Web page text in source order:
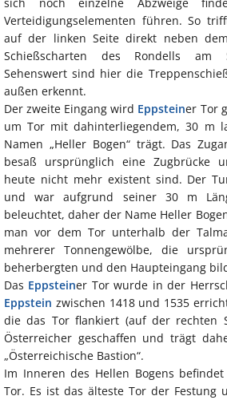
Verteidigungselementen führen. So
auf der linken Seite direkt neben
Schießscharten des Rondells am
Sehenswert sind hier die
außen erkennt.
Der zweite Eingang wird Eppsteiner Tor
um Tor mit dahinterliegendem, 30 m
Namen „Heller Bogen“ trägt. Das
besaß ursprünglich eine Zugbrücke
heute nicht mehr existent sind. Der
und war aufgrund seiner 30 m
beleuchtet, daher der Name Heller
man vor dem Tor unterhalb der
mehrerer Tonnengewölbe, die
beherbergten und den Haupteingang
Das Eppsteiner Tor wurde in der
Eppstein zwischen 1418 und 1535
die das Tor flankiert (auf der rechten
Österreicher geschaffen und trägt
„Österreichische Bastion“.
Im Inneren des Hellen Bogens
Tor. Es ist das älteste Tor der Festung